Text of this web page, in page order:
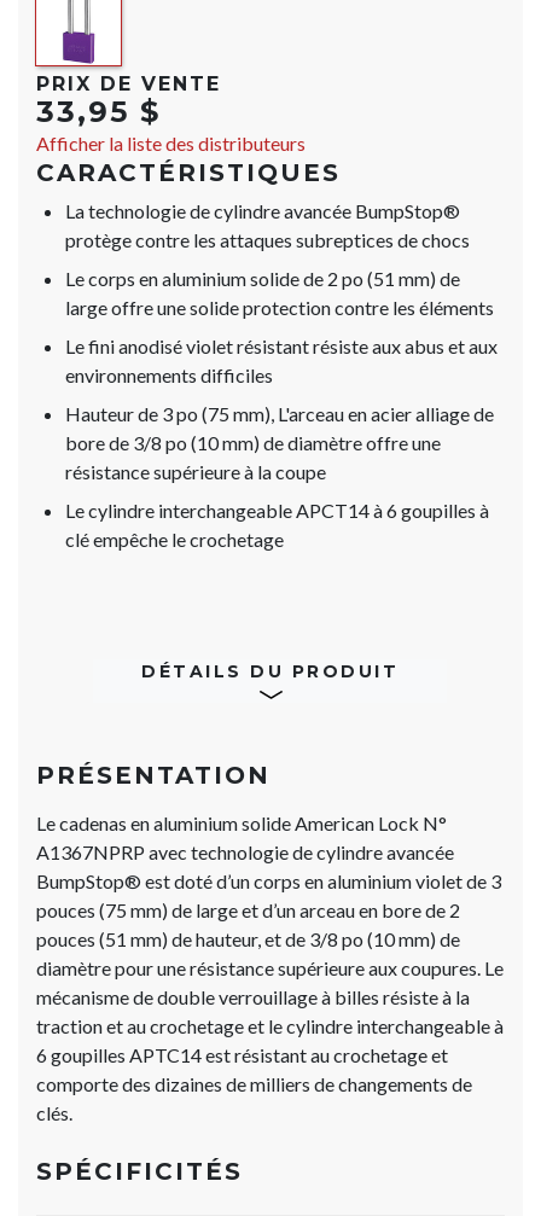
PRIX DE VENTE
33,95 $
Afficher la liste des distributeurs
CARACTÉRISTIQUES
La technologie de cylindre avancée BumpStop®
protège contre les attaques subreptices de chocs
Le corps en aluminium solide de 2 po (51 mm) de
large offre une solide protection contre les éléments
Le fini anodisé violet résistant résiste aux abus et aux
environnements difficiles
Hauteur de 3 po (75 mm), L'arceau en acier alliage de
bore de 3/8 po (10 mm) de diamètre offre une
résistance supérieure à la coupe
Le cylindre interchangeable APCT14 à 6 goupilles à
clé empêche le crochetage
DÉTAILS DU PRODUIT
PRÉSENTATION
Le cadenas en aluminium solide American Lock N°
A1367NPRP avec technologie de cylindre avancée
BumpStop® est doté d’un corps en aluminium violet de 3
pouces (75 mm) de large et d’un arceau en bore de 2
pouces (51 mm) de hauteur, et de 3/8 po (10 mm) de
diamètre pour une résistance supérieure aux coupures. Le
mécanisme de double verrouillage à billes résiste à la
traction et au crochetage et le cylindre interchangeable à
6 goupilles APTC14 est résistant au crochetage et
comporte des dizaines de milliers de changements de
clés.
SPÉCIFICITÉS